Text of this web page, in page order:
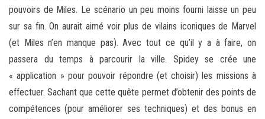
pouvoirs de Miles. Le scénario un peu moins fourni laisse un peu
sur sa fin. On aurait aimé voir plus de vilains iconiques de Marvel
(et Miles n’en manque pas). Avec tout ce qu’il y a à faire, on
passera du temps à parcourir la ville. Spidey se crée une
« application » pour pouvoir répondre (et choisir) les missions à
effectuer. Sachant que cette quête permet d’obtenir des points de
compétences (pour améliorer ses techniques) et des bonus en